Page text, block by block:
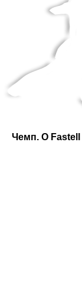
Чемп. O